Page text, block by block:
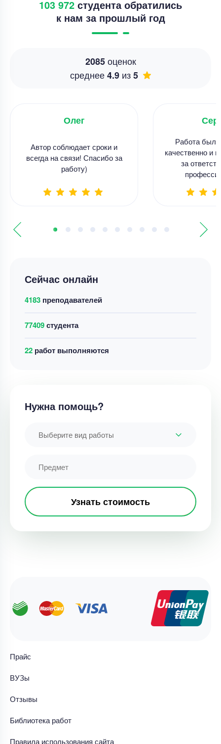
Сейчас онлайн
4183 преподавателей
77409студента
22 работ выполняются
Нужна помощь?
Выберите вид работы
Узнать стоимость
103 972 студента обратились
к нам за прошлый год
2085оценок
среднее4.9 из5
Олег
Автор соблюдает сроки и
всегда на связи! Спасибо за
работу)
Работа
качественно и
за
Прайс
ВУЗы
Отзывы
Библиотека работ
Правила использования сайта